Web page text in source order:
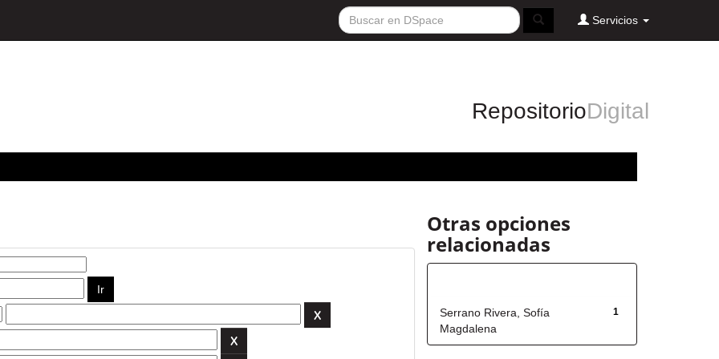
Servicios
RepositorioDigital
Otras opciones
relacionadas
1
Serrano Rivera, Sofía
Magdalena